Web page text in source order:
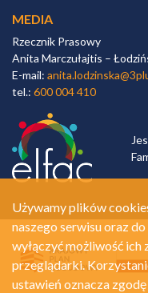
MEDIA
Rzecznik Prasowy
Anita Marczułajtis –
E-mail:
tel.: 600 004 410
Używamy plików
naszego serwisu oraz
wyłączyć możliwość ich
przeglądarki.
ustawień oznacza